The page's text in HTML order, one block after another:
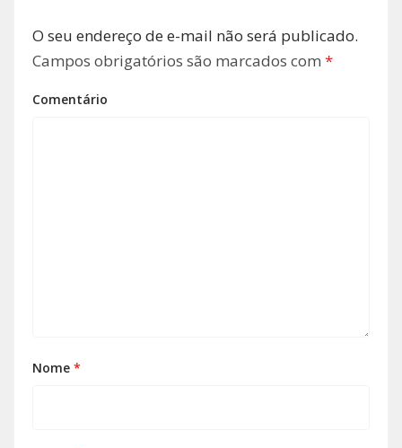
O seu endereço de e-mail não será publicado.
Campos obrigatórios são marcados com *
Comentário
Nome *